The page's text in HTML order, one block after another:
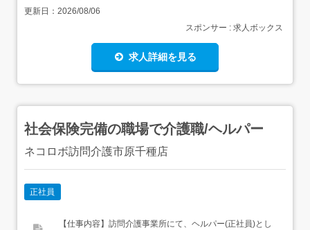
更新日： 2026/08/06
スポンサー : 求人ボックス
求人詳細を見る
社会保険完備の職場で介護職/ヘルパー
ネコロボ訪問介護市原千種店
正社員
【仕事内容】訪問介護事業所にて、ヘルパー(正社員)とし